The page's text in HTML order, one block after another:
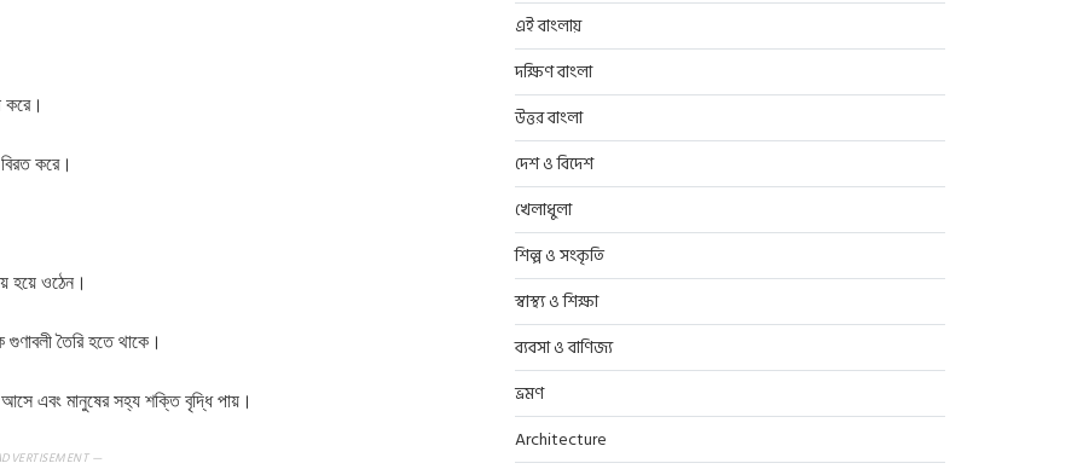
করে।
করে।
হয়ে ওঠেন।
গুণাবলী তৈরি হতে থাকে।
এবং মানুষের সহ্য শক্তি বৃদ্ধি পায়।
—
এই বাংলায়
দক্ষিণ বাংলা
উত্তর বাংলা
দেশ ও বিদেশ
খেলাধুলা
শিল্প ও সংকৃতি
স্বাস্থ্য ও শিক্ষা
ব্যবসা ও বাণিজ্য
ভ্রমণ
Architecture